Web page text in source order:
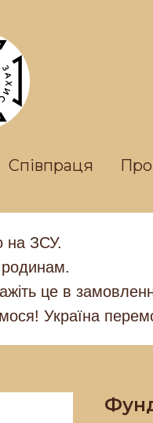
Співпраця
на ЗСУ.
родинам.
це в
Україна